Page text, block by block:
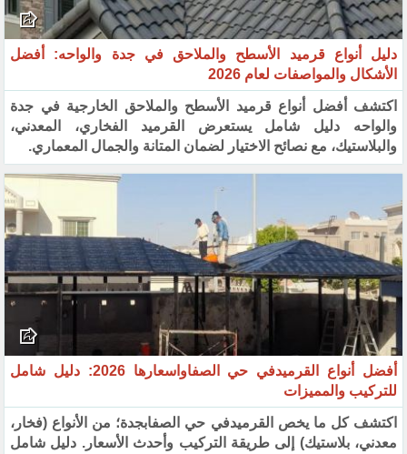
دليل أنواع قرميد الأسطح والملاحق في جدة والواحه: أفضل
الأشكال والمواصفات لعام 2026
اكتشف أفضل أنواع قرميد الأسطح والملاحق الخارجية في جدة
والواحه دليل شامل يستعرض القرميد الفخاري، المعدني،
والبلاستيك، مع نصائح الاختيار لضمان المتانة والجمال المعماري.
أفضل أنواع القرميدفي حي الصفاواسعارها 2026: دليل شامل
للتركيب والمميزات
اكتشف كل ما يخص القرميدفي حي الصفابجدة؛ من الأنواع (فخار،
معدني، بلاستيك) إلى طريقة التركيب وأحدث الأسعار. دليل شامل